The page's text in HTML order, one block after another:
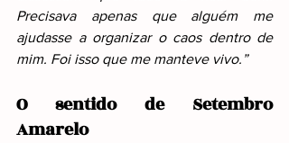
Precisava apenas que alguém me
ajudasse a organizar o caos dentro de
mim. Foi isso que me manteve vivo.”
O sentido de Setembro
Amarelo